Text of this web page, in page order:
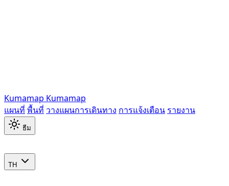
Kumamap Kumamap
แผนที่ พื้นที่ วางแผนการเดินทาง การแจ้งเตือน รายงาน
ธีม
TH